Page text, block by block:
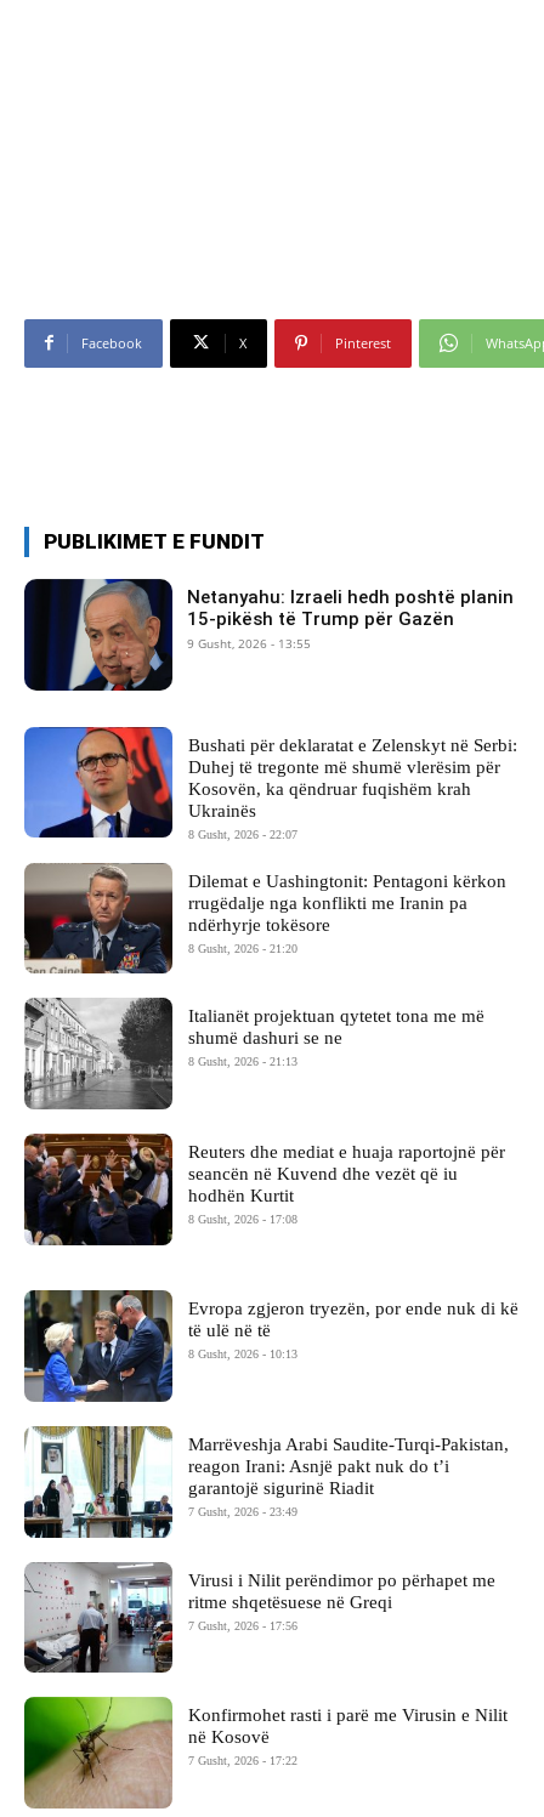
Facebook X Pinterest
PUBLIKIMET E FUNDIT
Netanyahu: Izraeli hedh poshtë planin
15-pikësh të Trump për Gazën
9 Gusht, 2026 - 13:55
Bushati për deklaratat e Zelenskyt në Serbi:
Duhej të tregonte më shumë vlerësim për
Kosovën, ka qëndruar fuqishëm krah
Ukrainës
8 Gusht, 2026 - 22:07
Dilemat e Uashingtonit: Pentagoni kërkon
rrugëdalje nga konflikti me Iranin pa
ndërhyrje tokësore
8 Gusht, 2026 - 21:20
Italianët projektuan qytetet tona me më
shumë dashuri se ne
8 Gusht, 2026 - 21:13
Reuters dhe mediat e huaja raportojnë për
seancën në Kuvend dhe vezët që iu
hodhën Kurtit
8 Gusht, 2026 - 17:08
Evropa zgjeron tryezën, por ende nuk di kë
të ulë në të
8 Gusht, 2026 - 10:13
Marrëveshja Arabi Saudite-Turqi-Pakistan,
reagon Irani: Asnjë pakt nuk do t’i
garantojë sigurinë Riadit
7 Gusht, 2026 - 23:49
Virusi i Nilit perëndimor po përhapet me
ritme shqetësuese në Greqi
7 Gusht, 2026 - 17:56
Konfirmohet rasti i parë me Virusin e Nilit
në Kosovë
7 Gusht, 2026 - 17:22